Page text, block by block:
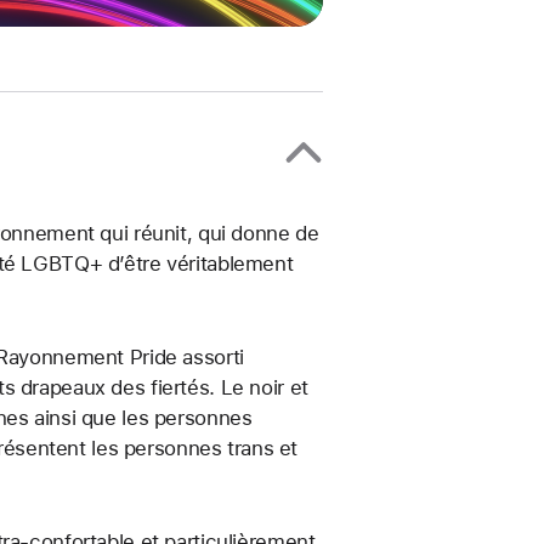
qui réunit, qui donne de
LGBTQ+ d’être véritablement
Pride assorti
drapeaux des fiertés. Le noir et
ainsi que les personnes
les personnes trans et